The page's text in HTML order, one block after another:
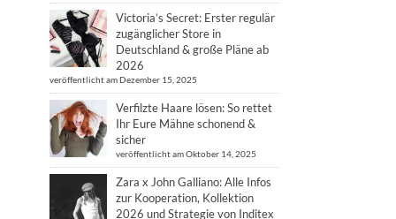
Victoria’s Secret: Erster regulär
zugänglicher Store in
Deutschland & große Pläne ab
2026
veröffentlicht am Dezember 15, 2025
Verfilzte Haare lösen: So rettet
Ihr Eure Mähne schonend &
sicher
veröffentlicht am Oktober 14, 2025
Zara x John Galliano: Alle Infos
zur Kooperation, Kollektion
2026 und Strategie von Inditex